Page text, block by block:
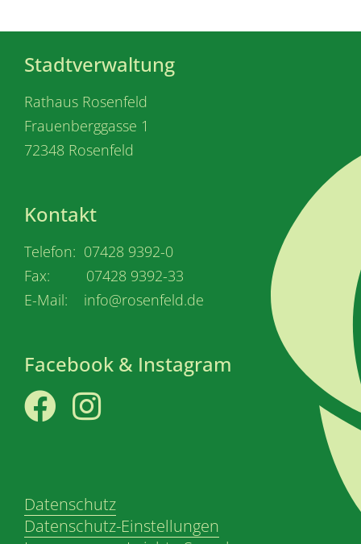
Stadtverwaltung
Rathaus Rosenfeld
Frauenberggasse 1
72348 Rosenfeld
Kontakt
Telefon: 07428 9392-0
Fax: 07428 9392-33
E-Mail: info@rosenfeld.de
Facebook & Instagram
Datenschutz
Datenschutz-Einstellungen